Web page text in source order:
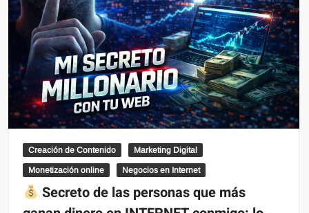
Creación de Contenido Marketing Digital
Monetización online Negocios en Internet
Secreto de las personas que más